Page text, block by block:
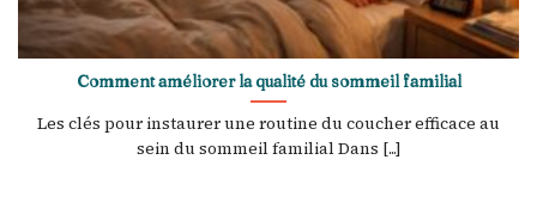
Comment améliorer la qualité du sommeil familial
Les clés pour instaurer une routine du coucher efficace au
sein du sommeil familial Dans [...]